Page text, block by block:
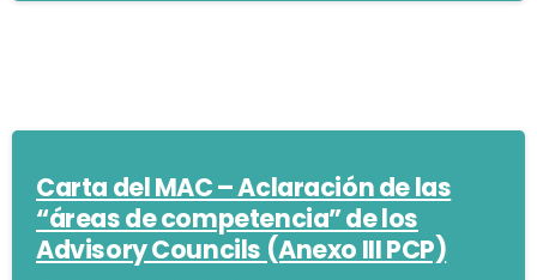
Carta del MAC – Aclaración de las
“áreas de competencia” de los
Advisory Councils (Anexo III PCP)